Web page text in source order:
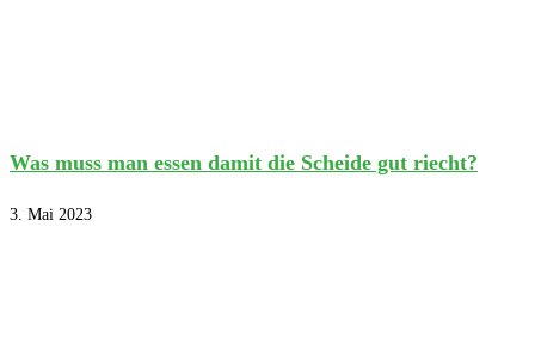
Was muss man essen damit die Scheide gut riecht?
3. Mai 2023